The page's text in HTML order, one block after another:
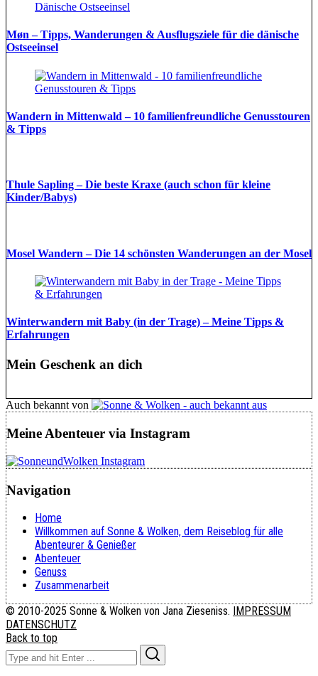
Møn – Tipps, Wanderungen & Ausflugsziele für die dänische
Ostseeinsel
Wandern in Mittenwald – 10 familienfreundliche Genusstouren
& Tipps
Thule Sapling – Die beste Kraxe (auch schon für kleine
Kinder/Babys)
Mosel Wandern – Die 14 schönsten Wanderungen an der Mosel
Winterwandern mit Baby (in der Trage) – Meine Tipps &
Erfahrungen
Mein Geschenk an dich
Auch bekannt von
Meine Abenteuer via Instagram
Navigation
Home
Willkommen auf Sonne & Wolken, dem Reiseblog für alle
Abenteurer & Genießer
Abenteuer
Genuss
Zusammenarbeit
© 2010-2025 Sonne & Wolken von Jana Zieseniss.
IMPRESSUM
DATENSCHUTZ
Back to top
Search
for: